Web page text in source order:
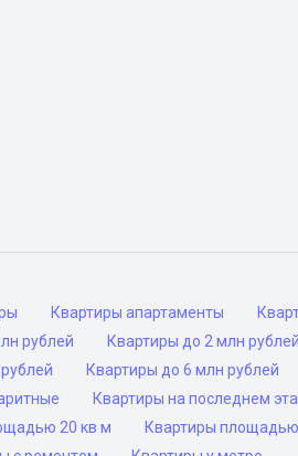
Квартиры апартаменты
рублей
Квартиры до 2 млн рублей
Квартиры до 6 млн рублей
Квартиры на последнем
20 кв м
Квартиры